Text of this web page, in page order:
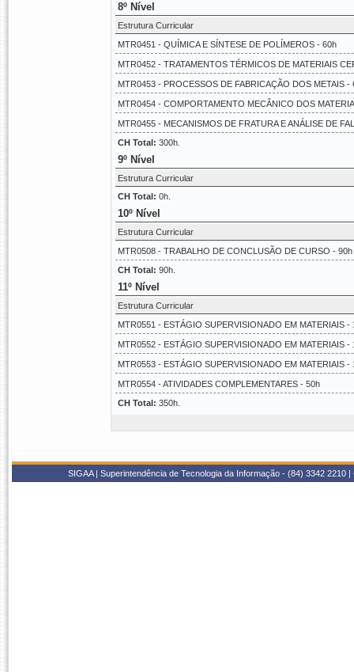
8º Nível
Estrutura Curricular
MTR0451 - QUÍMICA E SÍNTESE DE POLÍMEROS - 60h
MTR0452 - TRATAMENTOS TÉRMICOS DE MATERIAIS
MTR0453 - PROCESSOS DE FABRICAÇÃO DOS METAIS -
MTR0454 - COMPORTAMENTO MECÂNICO DOS
MTR0455 - MECANISMOS DE FRATURA E ANÁLISE DE
CH Total: 300h.
9º Nível
Estrutura Curricular
CH Total: 0h.
10º Nível
Estrutura Curricular
MTR0508 - TRABALHO DE CONCLUSÃO DE CURSO - 90h
CH Total: 90h.
11º Nível
Estrutura Curricular
MTR0551 - ESTÁGIO SUPERVISIONADO EM MATERIAIS -
MTR0552 - ESTÁGIO SUPERVISIONADO EM MATERIAIS -
MTR0553 - ESTÁGIO SUPERVISIONADO EM MATERIAIS -
MTR0554 - ATIVIDADES COMPLEMENTARES - 50h
CH Total: 350h.
SIGAA | Superintendência de Tecnologia da Informação - (84) 3342